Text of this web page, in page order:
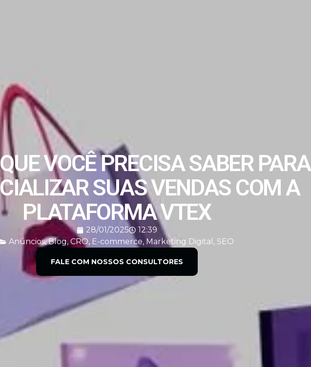
VOCÊ PRECISA SABER PARA
SUAS VENDAS COM A
PLATAFORMA VTEX
28/01/2025
12:39
Anúncios,Blog,CRO, E-commerce, Marketing Digital , SEO
FALE COM NOSSOS CONSULTORES